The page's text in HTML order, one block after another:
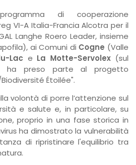
di cooperazione
VI-A Italia-Francia Alcotra per il
Langhe Roero Leader, insieme
ai Comuni di Cogne (Valle
Lac e La Motte-Servolex (sul
ha preso parte al progetto
Étoilée".
volontà di porre l’attenzione sul
e salute e, in particolare, su
proprio in una fase storica in
ha dimostrato la vulnerabilità
di ripristinare l'equilibrio tra